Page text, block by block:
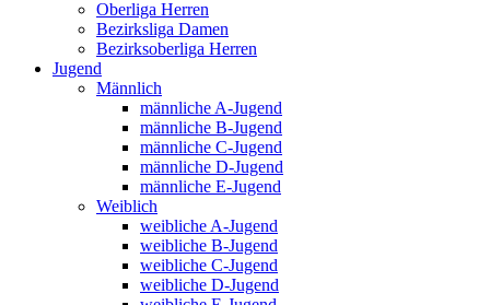
Oberliga Herren
Bezirksliga Damen
Bezirksoberliga Herren
Jugend
Männlich
männliche A-Jugend
männliche B-Jugend
männliche C-Jugend
männliche D-Jugend
männliche E-Jugend
Weiblich
weibliche A-Jugend
weibliche B-Jugend
weibliche C-Jugend
weibliche D-Jugend